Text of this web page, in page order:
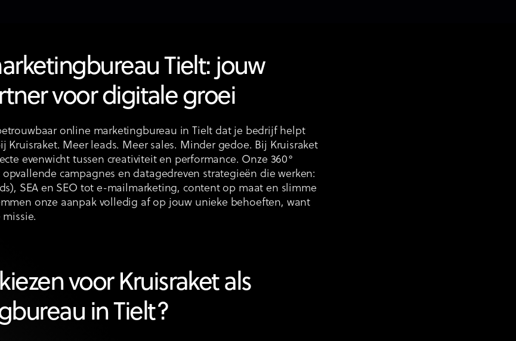
Tielt: jouw
voor digitale groei
online marketingbureau in Tielt dat je bedrijf helpt
Kruisraket. Meer leads. Meer sales. Minder gedoe. Bij Kruisraket
evenwicht tussen creativiteit en performance. Onze 360°
campagnes en datagedreven strategieën die werken:
SEA en SEO tot e-mailmarketing, content op maat en slimme
onze aanpak volledig af op jouw unieke behoeften, want
voor Kruisraket als
in Tielt?